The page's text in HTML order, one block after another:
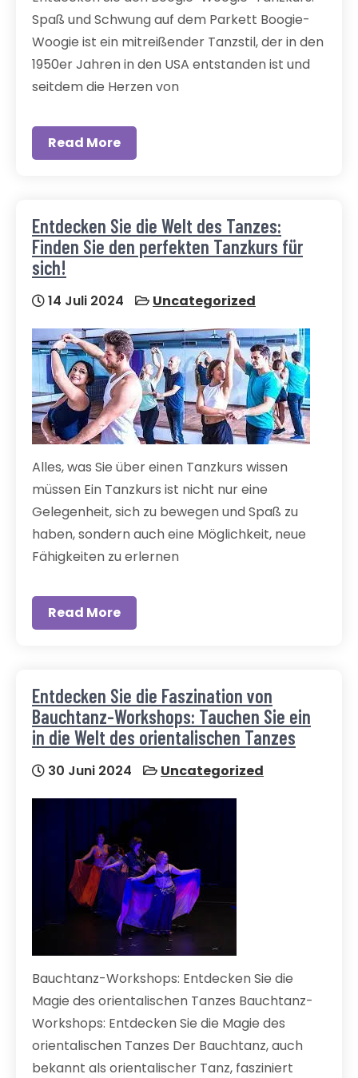
Spaß und Schwung auf dem Parkett Boogie-
Woogie ist ein mitreißender Tanzstil, der in den
1950er Jahren in den USA entstanden ist und
seitdem die Herzen von
Read More
Entdecken Sie die Welt des Tanzes:
Finden Sie den perfekten Tanzkurs für
sich!
14 Juli 2024 Uncategorized
Alles, was Sie über einen Tanzkurs wissen
müssen Ein Tanzkurs ist nicht nur eine
Gelegenheit, sich zu bewegen und Spaß zu
haben, sondern auch eine Möglichkeit, neue
Fähigkeiten zu erlernen
Read More
Entdecken Sie die Faszination von
Bauchtanz-Workshops: Tauchen Sie ein
in die Welt des orientalischen Tanzes
30 Juni 2024 Uncategorized
Bauchtanz-Workshops: Entdecken Sie die
Magie des orientalischen Tanzes Bauchtanz-
Workshops: Entdecken Sie die Magie des
orientalischen Tanzes Der Bauchtanz, auch
bekannt als orientalischer Tanz, fasziniert